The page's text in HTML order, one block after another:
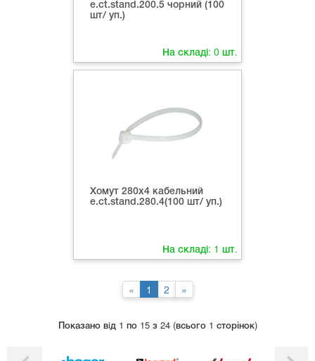
e.ct.stand.200.5 чорний (100
шт/ уп.)
На складі: 0 шт.
Хомут 280х4 кабельний
e.ct.stand.280.4(100 шт/ уп.)
На складі: 1 шт.
« 1 2 »
Показано вiд 1 по 15 з 24 (всього 1 сторінок)